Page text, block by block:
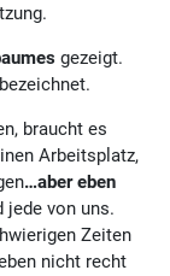
gezeigt.
braucht es
Arbeitsplatz,
…aber eben
jede von uns.
Zeiten
nicht recht